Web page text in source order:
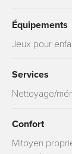
Équipements
Jeux pour
Services
Nettoyage/
Confort
Mitoyen